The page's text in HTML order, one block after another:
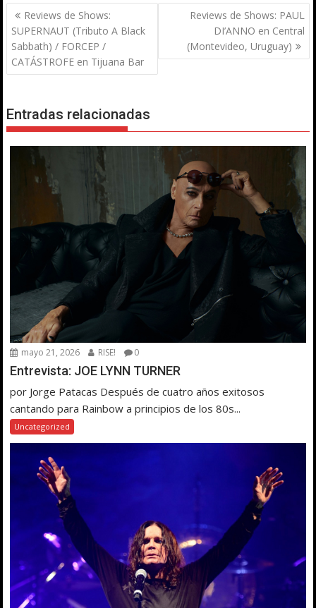
Navegación
de
entradas
Reviews de Shows:
SUPERNAUT (Tributo A Black
Sabbath) / FORCEP /
CATÁSTROFE en Tijuana Bar
Reviews de Shows: PAUL
DI’ANNO en Central
(Montevideo, Uruguay)
Entradas relacionadas
mayo 21, 2026 RISE! 0
Entrevista: JOE LYNN TURNER
por Jorge Patacas Después de cuatro años exitosos
cantando para Rainbow a principios de los 80s...
Uncategorized